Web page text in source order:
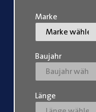
Marke
Baujahr
Länge